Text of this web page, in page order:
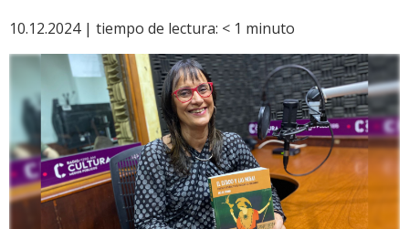
10.12.2024 | tiempo de lectura: < 1 minuto